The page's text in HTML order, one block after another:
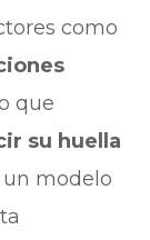
como
que
su huella
modelo